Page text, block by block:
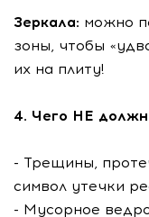
Зеркала: можно
зоны, чтобы
их на плиту!
4. Чего НЕ
- Трещины,
символ утечки
- Мусорное